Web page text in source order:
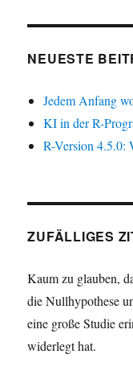
NEUESTE
Jedem Anfang
KI in der R-
R-Version 4.5.0:
ZUFÄLLIGES
Kaum zu glauben,
die Nullhypothese
eine große Studie
widerlegt hat.